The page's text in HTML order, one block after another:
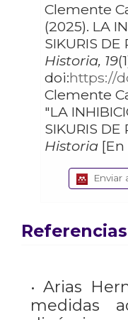
Clemente Calisaya,
(2025). LA INHIBICIÓN DE LAS FESTIVIDADES LOCALES: LOS
SIKURIS DE
Historia, 19
doi:https://
Clemente Calisaya,
"LA
SIKURIS DE
Historia
Enviar
Referencias
• Arias
medidas